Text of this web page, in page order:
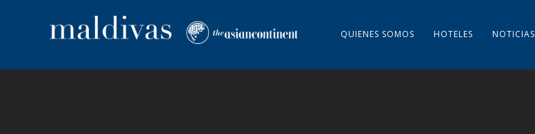
QUIENES SOMOS HOTELES NOTICIAS